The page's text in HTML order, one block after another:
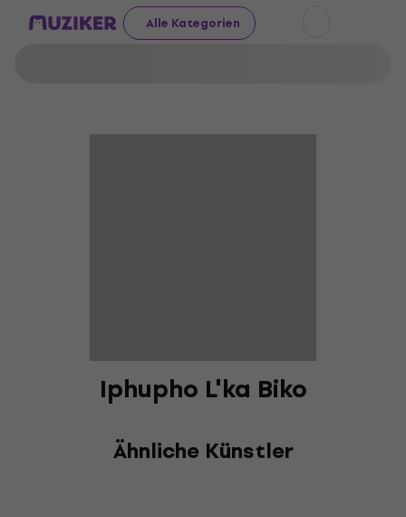
Alle Kategorien
Iphupho L'ka Biko
Ähnliche Künstler